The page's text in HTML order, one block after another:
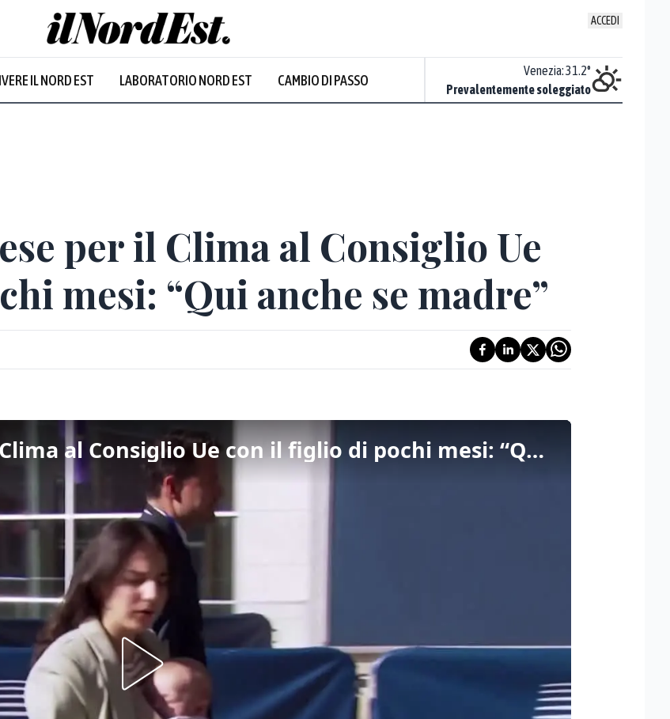
ACCEDI
IL NORD EST LABORATORIO NORD EST CAMBIO DI PASSO
Nuvoloso
Venezia:31.2°
Prevalentemente soleggiato
per il Clima al Consiglio Ue
mesi: “Qui anche se madre”
La ministra svedese per il Clima al Consiglio Ue con il figlio di pochi mesi: “Qui anche se madre”